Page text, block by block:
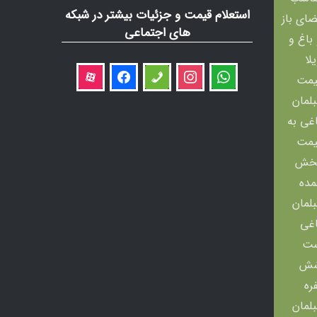
استعلام قیمت و جزئیات بیشتر در شبکه
های اجتماعی
whatsapp
instagram
phone
facebook
aparat